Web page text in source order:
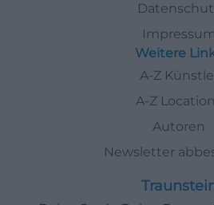
Impressum
Weitere
A-Z
A-Z
Autoren
Newsletter